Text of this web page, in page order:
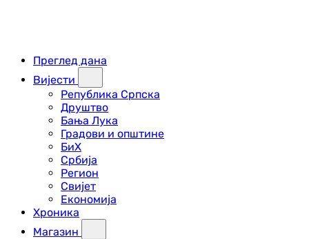
Преглед дана
Вијести
Република Српска
Друштво
Бања Лука
Градови и општине
БиХ
Србија
Регион
Свијет
Економија
Хроника
Магазин